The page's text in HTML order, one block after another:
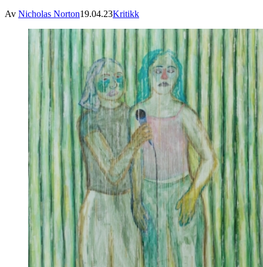
Av Nicholas Norton19.04.23Kritikk